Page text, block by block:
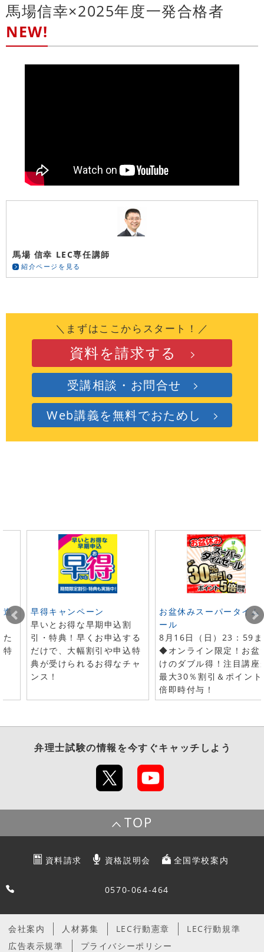
馬場信幸×2025年度一発合格者
NEW!
馬場 信幸 LEC専任講師
紹介ページを見る
＼まずはここからスタート！／
資料を請求する
受講相談・お問合せ
Web講義を無料でおためし
進
特
早得キャンペーン
早いとお得な早期申込割
引・特典！早くお申込する
だけで、大幅割引や申込特
典が受けられるお得なチャ
ンス！
お盆休みスーパータイム
ール
8月16日（日）23：59
◆オンライン限定！お盆
けのダブル得！注目講座
最大30％割引＆ポイン
倍即時付与！
弁理士試験の情報を今すぐキャッチしよう
TOP
資料請求 資格説明会 全国学校案内
0570-064-464
会社案内 人材募集 LEC行動憲章
LEC行動規準
広告表示規準
プライバシーポリシー